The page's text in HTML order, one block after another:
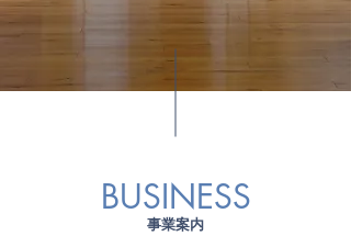
BUSINESS
事業案内